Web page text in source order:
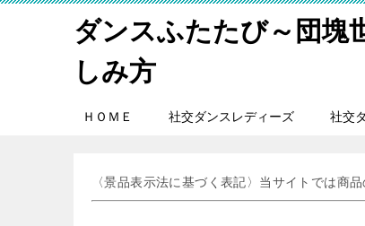
ダンスふたたび～団塊
しみ方
ＨＯＭＥ 社交ダンスレディーズ 社交
〈景品表示法に基づく表記〉当サイトでは商